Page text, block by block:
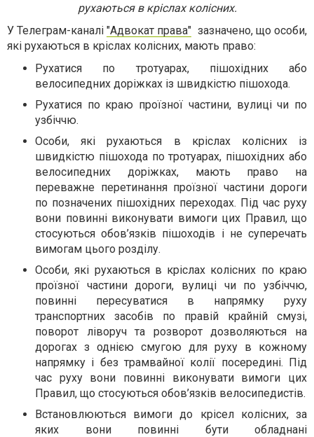
рухаються в кріслах колісних.
У Телеграм-каналі"Адвокат права" зазначено, що особи,
які рухаються в кріслах колісних, мають право:
Рухатися по тротуарах, пішохідних або
велосипедних доріжках із швидкістю пішохода.
Рухатися по краю проїзної частини, вулиці чи по
узбіччю.
Особи, які рухаються в кріслах колісних із
швидкістю пішохода по тротуарах, пішохідних або
велосипедних доріжках, мають право на
переважне перетинання проїзної частини дороги
по позначених пішохідних переходах. Під час руху
вони повинні виконувати вимоги цих Правил, що
стосуються обов’язків пішоходів і не суперечать
вимогам цього розділу.
Особи, які рухаються в кріслах колісних по краю
проїзної частини дороги, вулиці чи по узбіччю,
повинні пересуватися в напрямку руху
транспортних засобів по правій крайній смузі,
поворот ліворуч та розворот дозволяються на
дорогах з однією смугою для руху в кожному
напрямку і без трамвайної колії посередині. Під
час руху вони повинні виконувати вимоги цих
Правил, що стосуються обов’язків велосипедистів.
Встановлюються вимоги до крісел колісних, за
яких вони повинні бути обладнані